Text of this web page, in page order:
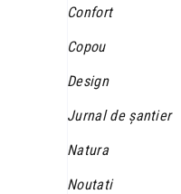
Confort
Copou
Design
Jurnal de șantier
Natura
Noutati